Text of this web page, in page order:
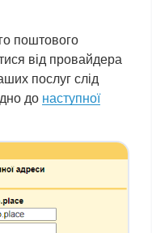
поштового
від провайдера
послуг слід
до наступної